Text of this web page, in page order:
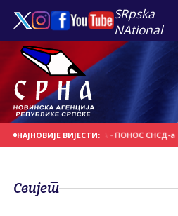
SRpska
NAtional
НАЈНОВИЈЕ ВИЈЕСТИ:
НОВИХ ЛИДЕРА - ПОНОС СНСД-а
Свијет